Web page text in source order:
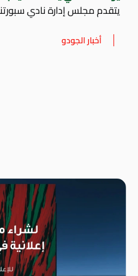
يتقدم مجلس إدارة نادي
أخبار الجودو